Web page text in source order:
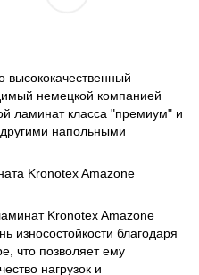
высококачественный
немецкой компанией
ламинат класса "премиум" и
напольными
Kronotex Amazone
Kronotex Amazone
износостойкости благодаря
что позволяет ему
нагрузок и